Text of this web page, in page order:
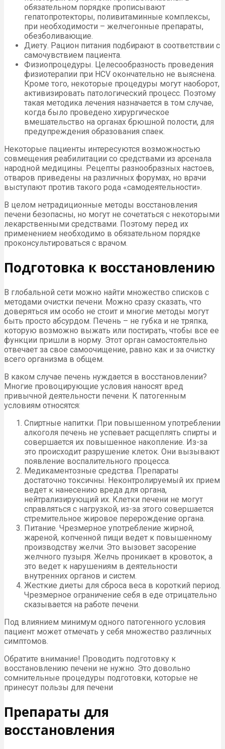
обязательном порядке прописывают
гепатопротекторы, поливитаминные комплексы,
при необходимости – желчегонные препараты,
обезболивающие.
Диету. Рацион питания подбирают в соответствии с
самочувствием пациента.
Физиопроцедуры. Целесообразность проведения
физиотерапии при HCV окончательно не выяснена.
Кроме того, некоторые процедуры могут наоборот,
активизировать патологический процесс. Поэтому
такая методика лечения назначается в том случае,
когда было проведено хирургическое
вмешательство на органах брюшной полости, для
предупреждения образования спаек.
Некоторые пациенты интересуются возможностью
совмещения реабилитации со средствами из арсенала
народной медицины. Рецепты разнообразных настоев,
отваров приведены на различных форумах, но врачи
выступают против такого рода «самодеятельности».
В целом нетрадиционные методы восстановления
печени безопасны, но могут не сочетаться с некоторыми
лекарственными средствами. Поэтому перед их
применением необходимо в обязательном порядке
проконсультироваться с врачом.
Подготовка к восстановлению
В глобальной сети можно найти множество списков с
методами очистки печени. Можно сразу сказать, что
доверяться им особо не стоит и многие методы могут
быть просто абсурдом. Печень – не губка и не тряпка,
которую возможно выжать или постирать, чтобы все ее
функции пришли в норму. Этот орган самостоятельно
отвечает за свое самоочищение, равно как и за очистку
всего организма в общем.
В каком случае печень нуждается в восстановлении?
Многие провоцирующие условия наносят вред
привычной деятельности печени. К патогенным
условиям относятся:
Спиртные напитки. При повышенном употреблении
алкоголя печень не успевает расщеплять спирты и
совершается их повышенное накопление. Из-за
это происходит разрушение клеток. Они вызывают
появление воспалительного процесса.
Медикаментозные средства. Препараты
достаточно токсичны. Неконтролируемый их прием
ведет к нанесению вреда для органа,
нейтрализирующий их. Клетки печени не могут
справляться с нагрузкой, из-за этого совершается
стремительное жировое перерождение органа.
Питание. Чрезмерное употребление жирной,
жареной, копченной пищи ведет к повышенному
производству желчи. Это вызовет засорение
желчного пузыря. Желчь проникает в кровоток, а
это ведет к нарушениям в деятельности
внутренних органов и систем.
Жесткие диеты для сброса веса в короткий период.
Чрезмерное ограничение себя в еде отрицательно
сказывается на работе печени.
Под влиянием минимум одного патогенного условия
пациент может отмечать у себя множество различных
симптомов.
Обратите внимание! Проводить подготовку к
восстановлению печени не нужно. Это довольно
сомнительные процедуры подготовки, которые не
принесут пользы для печени
Препараты для
восстановления